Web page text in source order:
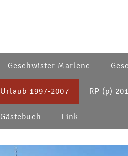
Geschwister Marlene
Urlaub 1997-2007 RP (p)
Gästebuch Link